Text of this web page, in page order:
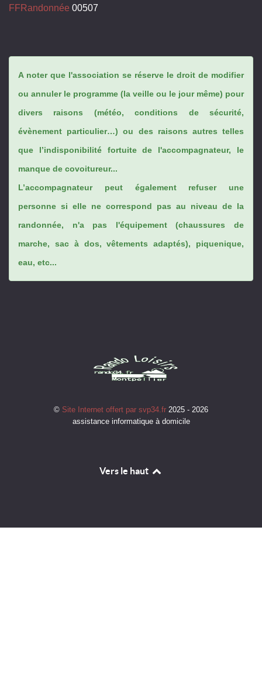
FFRandonnée 00507
A noter que l'association se réserve le droit de modifier
ou annuler le programme (la veille ou le jour même) pour
divers raisons (météo, conditions de sécurité,
évènement particulier…) ou des raisons autres telles
que l’indisponibilité fortuite de l'accompagnateur, le
manque de covoitureur...
L’accompagnateur peut également refuser une
personne si elle ne correspond pas au niveau de la
randonnée, n'a pas l'équipement (chaussures de
marche, sac à dos, vêtements adaptés), piquenique,
eau, etc...
© Site Internet offert par svp34.fr 2025 - 2026
assistance informatique à domicile
Vers le haut